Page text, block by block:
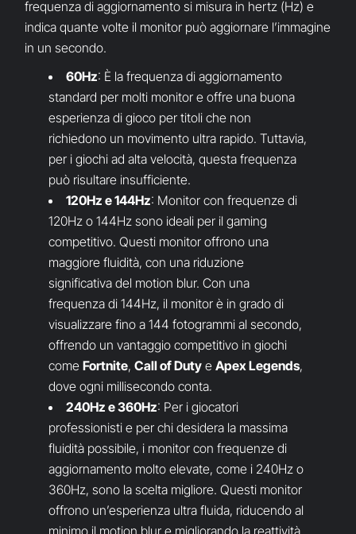
frequenza di aggiornamento si misura in hertz (Hz) e
indica quante volte il monitor può aggiornare l’immagine
in un secondo.
60Hz: È la frequenza di aggiornamento
standard per molti monitor e offre una buona
esperienza di gioco per titoli che non
richiedono un movimento ultra rapido. Tuttavia,
per i giochi ad alta velocità, questa frequenza
può risultare insufficiente.
120Hz e 144Hz: Monitor con frequenze di
120Hz o 144Hz sono ideali per il gaming
competitivo. Questi monitor offrono una
maggiore fluidità, con una riduzione
significativa del motion blur. Con una
frequenza di 144Hz, il monitor è in grado di
visualizzare fino a 144 fotogrammi al secondo,
offrendo un vantaggio competitivo in giochi
comeFortnite,Call of Duty eApex Legends,
dove ogni millisecondo conta.
240Hz e 360Hz: Per i giocatori
professionisti e per chi desidera la massima
fluidità possibile, i monitor con frequenze di
aggiornamento molto elevate, come i 240Hz o
360Hz, sono la scelta migliore. Questi monitor
offrono un’esperienza ultra fluida, riducendo al
minimo il motion blur e migliorando la reattività.